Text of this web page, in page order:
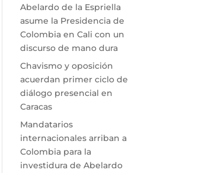
Abelardo de la Espriella
asume la Presidencia de
Colombia en Cali con un
discurso de mano dura
Chavismo y oposición
acuerdan primer ciclo de
diálogo presencial en
Caracas
Mandatarios
internacionales arriban a
Colombia para la
investidura de Abelardo